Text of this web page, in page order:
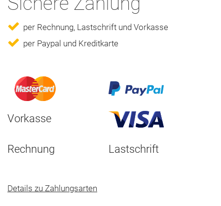
per Rechnung, Lastschrift und Vorkasse
per Paypal und Kreditkarte
Vorkasse
Rechnung Lastschrift
Details zu Zahlungsarten